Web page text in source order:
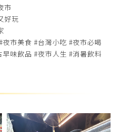
市
好玩
夜市美食 #台灣小吃 #夜市必喝
早味飲品 #夜市人生 #消暑飲料